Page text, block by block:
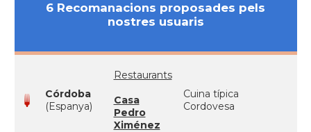
6 Recomanacions proposades pels
nostres usuaris
Córdoba
(Espanya)
Restaurants
Casa
Pedro
Ximénez
Cuina típica
Cordovesa